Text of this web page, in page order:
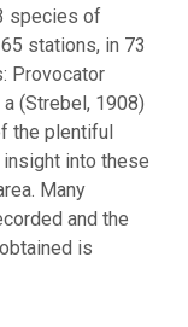
species of
stations, in 73
Provocator
(Strebel, 1908)
the plentiful
into these
Many
and the
is